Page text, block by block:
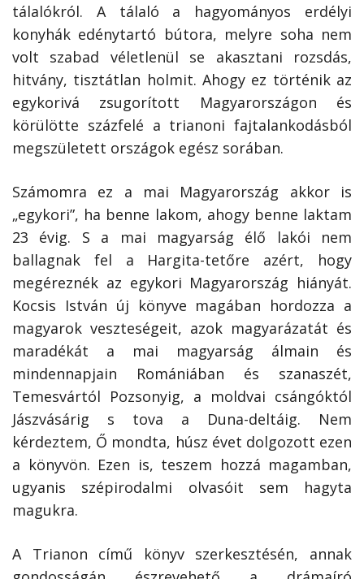
tálalókról. A tálaló a hagyományos erdélyi
konyhák edénytartó bútora, melyre soha nem
volt szabad véletlenül se akasztani rozsdás,
hitvány, tisztátlan holmit. Ahogy ez történik az
egykorivá zsugorított Magyarországon és
körülötte százfelé a trianoni fajtalankodásból
megszületett országok egész sorában.
Számomra ez a mai Magyarország akkor is
„egykori”, ha benne lakom, ahogy benne laktam
23 évig. S a mai magyarság élő lakói nem
ballagnak fel a Hargita-tetőre azért, hogy
megéreznék az egykori Magyarország hiányát.
Kocsis István új könyve magában hordozza a
magyarok veszteségeit, azok magyarázatát és
maradékát a mai magyarság álmain és
mindennapjain Romániában és szanaszét,
Temesvártól Pozsonyig, a moldvai csángóktól
Jászvásárig s tova a Duna-deltáig. Nem
kérdeztem, Ő mondta, húsz évet dolgozott ezen
a könyvön. Ezen is, teszem hozzá magamban,
ugyanis szépirodalmi olvasóit sem hagyta
magukra.
A Trianon című könyv szerkesztésén, annak